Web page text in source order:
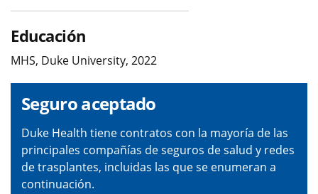
Educación
MHS, Duke University, 2022
Seguro aceptado
Duke Health tiene contratos con la mayoría de las
principales compañías de seguros de salud y redes
de trasplantes, incluidas las que se enumeran a
continuación.